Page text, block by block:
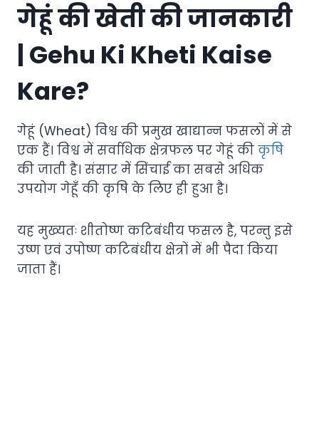
गेहूं की खेती की जानकारी
| Gehu Ki Kheti Kaise
Kare?
गेहूं (Wheat) विश्व की प्रमुख खाद्यान्न फसलों में से
एक हैं। विश्व में सर्वाधिक क्षेत्रफल पर गेहूं की कृषि
की जाती है। संसार में सिंचाई का सबसे अधिक
उपयोग गेहूँ की कृषि के लिए ही हुआ है।
यह मुख्यतः शीतोष्ण कटिबंधीय फसल है, परन्तु इसे
उष्ण एवं उपोष्ण कटिबंधीय क्षेत्रों में भी पैदा किया
जाता हैं।